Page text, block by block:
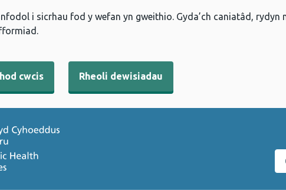
i sicrhau fod y wefan yn gweithio. Gyda’ch caniatâd,
cwcis Rheoli dewisiadau